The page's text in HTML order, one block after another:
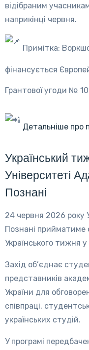
відібраним
наприкінці червня.
Примітка:
фінансується
Грантової угоди №
Детальніше про
Український
Університеті
Познані
24 червня 2026 року
Познані прийматиме
Українського тижня у
Захід об’єднає
представників
України для
співпраці,
українських студій.
У програмі